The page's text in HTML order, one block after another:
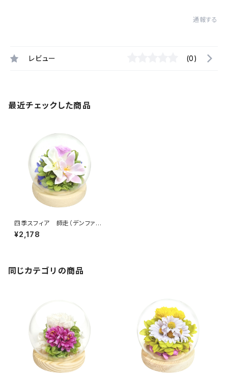
通報する
レビュー (0)
最近チェックした商品
四季スフィア 師走（デンファ
レ） C38312
¥2,178
同じカテゴリの商品